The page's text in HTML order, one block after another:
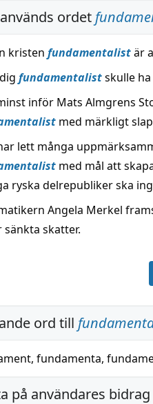
ordet
kristen fundamentalistär
fundamentalistskulle
inför Mats Almgrens
med märkligt
lett många
med mål att
ryska delrepubliker ska
Angela Merkel
sänkta skatter.
ord till
, fundamenta,
på användares bidrag